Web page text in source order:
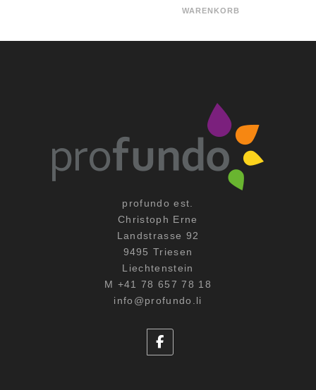
WARENKORB
profundo est.
Christoph Erne
Landstrasse 92
9495 Triesen
Liechtenstein
M +41 78 657 78 18
info@profundo.li